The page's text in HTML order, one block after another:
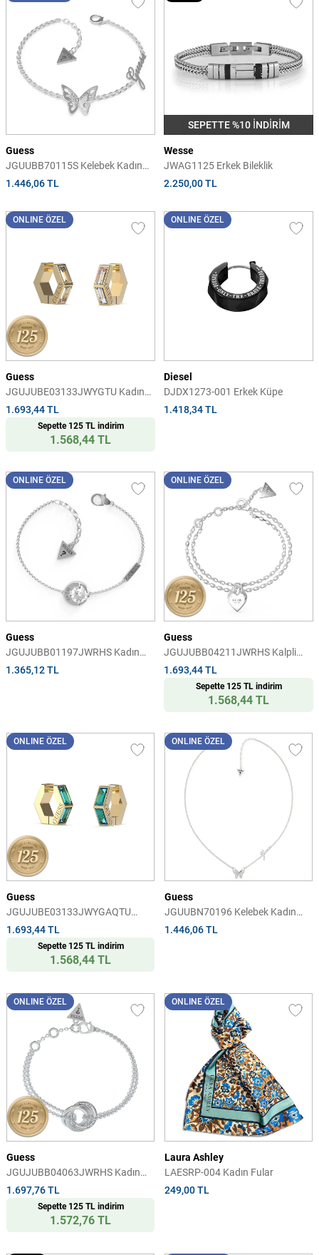
Guess
JGUUBB70115S Kelebek Kadın
Bileklik
1.446,06 TL
SEPETTE %10 İNDİRİM
Wesse
JWAG1125 Erkek Bileklik
2.250,00 TL
ONLINE ÖZEL
Guess
JGUJUBE03133JWYGTU Kadın
Küpe
1.693,44 TL
Sepette 125 TL indirim
1.568,44 TL
ONLINE ÖZEL
Diesel
DJDX1273-001 Erkek Küpe
1.418,34 TL
ONLINE ÖZEL
Guess
JGUJUBB01197JWRHS Kadın
Bileklik
1.365,12 TL
ONLINE ÖZEL
Guess
JGUJUBB04211JWRHS Kalpli
Kadın Bileklik
1.693,44 TL
Sepette 125 TL indirim
1.568,44 TL
ONLINE ÖZEL
Guess
JGUJUBE03133JWYGAQTU
Kadın Küpe
1.693,44 TL
Sepette 125 TL indirim
1.568,44 TL
ONLINE ÖZEL
Guess
JGUUBN70196 Kelebek Kadın
Kolye
1.446,06 TL
ONLINE ÖZEL
Guess
JGUJUBB04063JWRHS Kadın
Bileklik
1.697,76 TL
Sepette 125 TL indirim
1.572,76 TL
ONLINE ÖZEL
Laura Ashley
LAESRP-004 Kadın Fular
249,00 TL